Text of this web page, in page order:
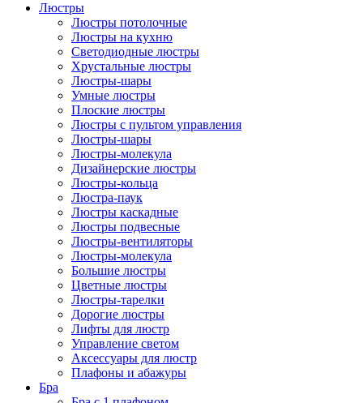
Люстры
Люстры потолочные
Люстры на кухню
Светодиодные люстры
Хрустальные люстры
Люстры-шары
Умные люстры
Плоские люстры
Люстры с пультом управления
Люстры-шары
Люстры-молекула
Дизайнерские люстры
Люстры-кольца
Люстра-паук
Люстры каскадные
Люстры подвесные
Люстры-вентиляторы
Люстры-молекула
Большие люстры
Цветные люстры
Люстры-тарелки
Дорогие люстры
Лифты для люстр
Управление светом
Аксессуары для люстр
Плафоны и абажуры
Бра